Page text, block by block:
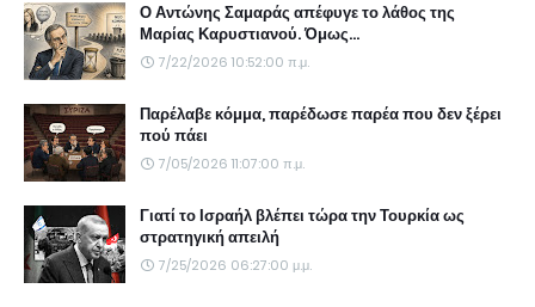
Ο Αντώνης Σαμαράς απέφυγε το λάθος της
Μαρίας Καρυστιανού. Όμως...
7/22/2026 10:52:00 π.μ.
Παρέλαβε κόμμα, παρέδωσε παρέα που δεν ξέρει
πού πάει
7/05/2026 11:07:00 π.μ.
Γιατί το Ισραήλ βλέπει τώρα την Τουρκία ως
στρατηγική απειλή
7/25/2026 06:27:00 μ.μ.